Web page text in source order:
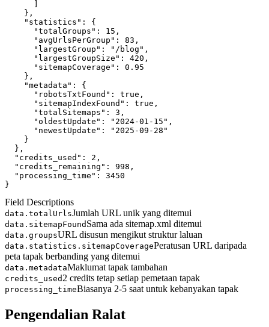
    },
"statistics" : {
"totalGroups" : 15 ,
"avgUrlsPerGroup" : 83 ,
"largestGroup" : "/blog" ,
"largestGroupSize" : 420 ,
"sitemapCoverage" : 0.95
    },
"metadata" : {
"robotsTxtFound" : true ,
"sitemapIndexFound" : true ,
"totalSitemaps" : 3 ,
"oldestUpdate" : "2024-01-15" ,
"newestUpdate" :
"2025-09-28"
    }
  },
"credits_used" : 2 ,
"credits_remaining" : 998 ,
"processing_time" : 3450
}
Field Descriptions
data.totalUrlsJumlah URL unik yang ditemui
data.sitemapFound Sama ada sitemap.xml ditemui
data.groupsURL disusun mengikut struktur laluan
data.statistics.sitemapCoveragePeratusan URL daripada
peta tapak berbanding yang ditemui
data.metadataMaklumat tapak tambahan
credits_used 2 credits tetap setiap pemetaan tapak
processing_timeBiasanya 2-5 saat untuk kebanyakan tapak
Pengendalian Ralat